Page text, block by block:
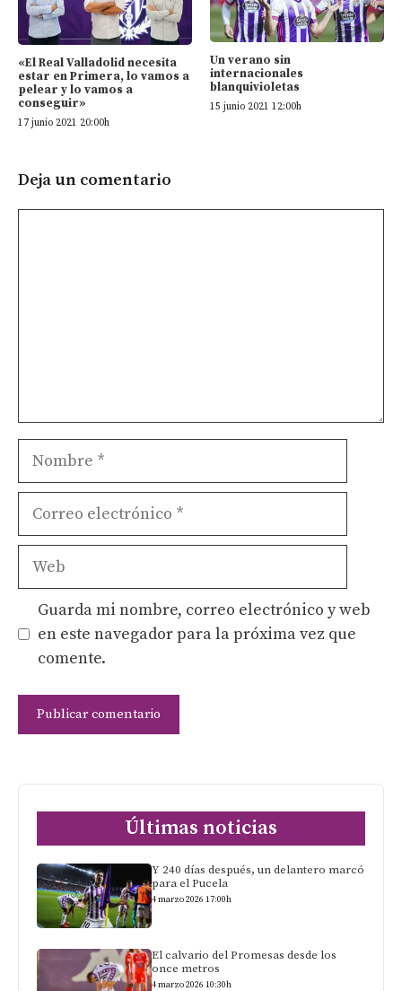
«El Real Valladolid necesita
estar en Primera, lo vamos a
pelear y lo vamos a
conseguir»
17 junio 2021 20:00h
Un verano sin
internacionales
blanquivioletas
15 junio 2021 12:00h
Deja un comentario
Nombre
Correo
Web
Guarda mi nombre, correo electrónico y web
en este navegador para la próxima vez que
comente.
Últimas noticias
Y 240 días después, un delantero marcó
para el Pucela
4 marzo 2026 17:00h
El calvario del Promesas desde los
once metros
4 marzo 2026 10:30h